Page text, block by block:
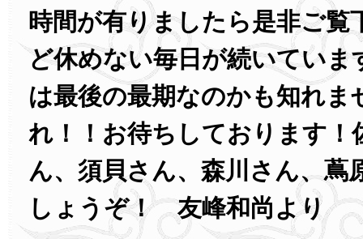
時間が有りましたら是非ご覧
ど休めない毎日が続いていま
は最後の最期なのかも知れま
れ！！お待ちしております！
ん、須貝さん、森川さん、
しょうぞ！ 友峰和尚より